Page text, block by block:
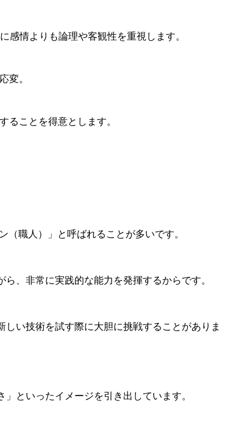
感情よりも論理や客観性を重視します。
変。
ることを得意とします。
（職人）」と呼ばれることが多いです。
、非常に実践的な能力を発揮するからです。
い技術を試す際に大胆に挑戦することがありま
といったイメージを引き出しています。